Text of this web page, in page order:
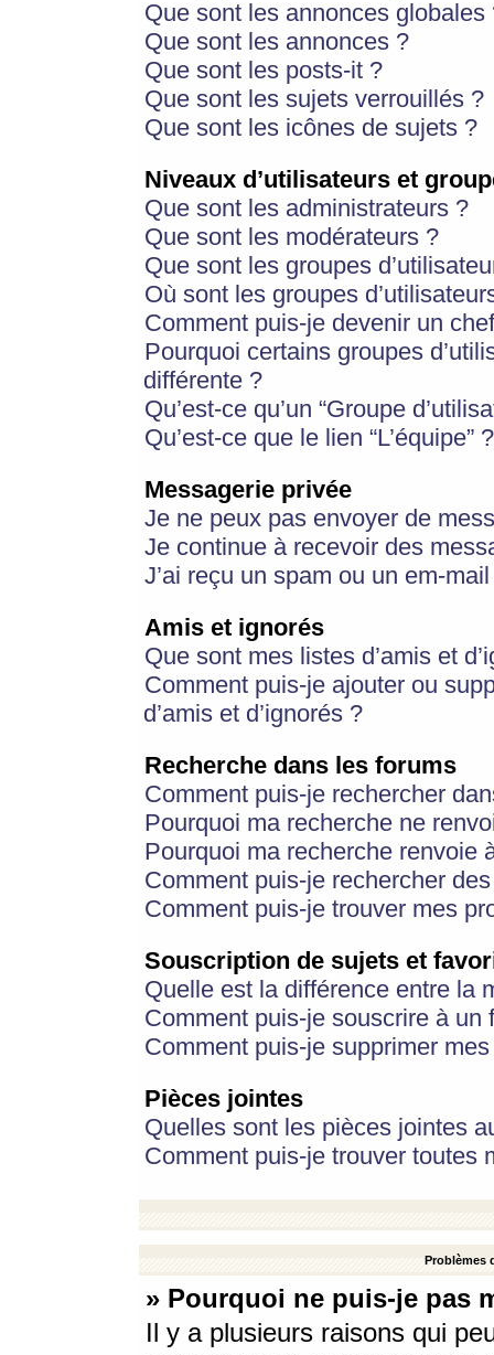
Que sont les annonces globales
Que sont les annonces ?
Que sont les posts-it ?
Que sont les sujets verrouillés ?
Que sont les icônes de sujets ?
Niveaux d’utilisateurs et
Que sont les administrateurs ?
Que sont les modérateurs ?
Que sont les groupes
Où sont les groupes
Comment puis-je devenir un
Pourquoi certains groupes
différente ?
Qu’est-ce qu’un “Groupe
Qu’est-ce que le lien “L’équipe” ?
Messagerie privée
Je ne peux pas envoyer de
Je continue à recevoir des
J’ai reçu un spam ou un em-
Amis et ignorés
Que sont mes listes d’amis et
Comment puis-je ajouter ou
d’amis et d’ignorés ?
Recherche dans les forums
Comment puis-je rechercher
Pourquoi ma recherche ne
Pourquoi ma recherche renvoie
Comment puis-je rechercher
Comment puis-je trouver mes
Souscription de sujets et
Quelle est la différence entre la
Comment puis-je souscrire à
Comment puis-je supprimer
Pièces jointes
Quelles sont les pièces jointes
Comment puis-je trouver toutes
Problèmes
» Pourquoi ne puis-je pas
Il y a plusieurs raisons qui